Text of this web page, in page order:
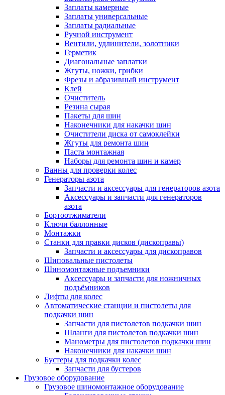
Заплаты камерные
Заплаты универсальные
Заплаты радиальные
Ручной инструмент
Вентили, удлинители, золотники
Герметик
Диагональные заплатки
Жгуты, ножки, грибки
Фрезы и абразивный инструмент
Клей
Очиститель
Резина сырая
Пакеты для шин
Наконечники для накачки шин
Очистители диска от самоклейки
Жгуты для ремонта шин
Паста монтажная
Наборы для ремонта шин и камер
Ванны для проверки колес
Генераторы азота
Запчасти и аксессуары для генераторов азота
Аксессуары и запчасти для генераторов
азота
Бортоотжиматели
Ключи баллонные
Монтажки
Станки для правки дисков (дископравы)
Запчасти и аксессуары для дископравов
Шиповальные пистолеты
Шиномонтажные подъемники
Аксессуары и запчасти для ножничных
подъёмников
Лифты для колес
Автоматические станции и пистолеты для
подкачки шин
Запчасти для пистолетов подкачки шин
Шланги для пистолетов подкачки шин
Манометры для пистолетов подкачки шин
Наконечники для накачки шин
Бустеры для подкачки колес
Запчасти для бустеров
Грузовое оборудование
Грузовое шиномонтажное оборудование